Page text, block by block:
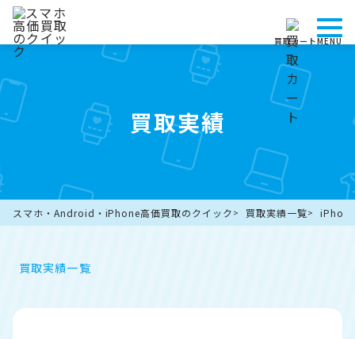
買取カートMENU
買取実績
スマホ・Android・iPhone高価買取のクイック 買取実績一覧
買取実績一覧